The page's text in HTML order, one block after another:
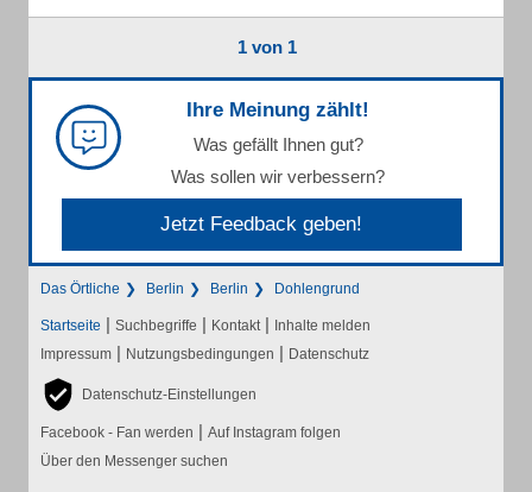
1 von 1
Ihre Meinung zählt!
Was gefällt Ihnen gut?
Was sollen wir verbessern?
Jetzt Feedback geben!
Das Örtliche Berlin Berlin Dohlengrund
Startseite | Suchbegriffe | Kontakt | Inhalte melden
Impressum | Nutzungsbedingungen | Datenschutz
Datenschutz-Einstellungen
Facebook - Fan werden | Auf Instagram folgen
Über den Messenger suchen